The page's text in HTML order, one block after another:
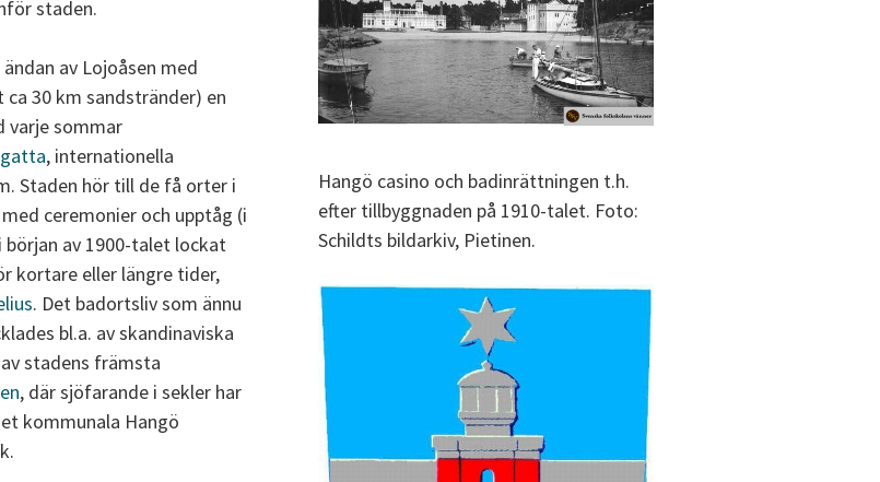
staden.
av Lojoåsen med
30 km sandstränder) en
varje sommar
, internationella
Staden hör till de få orter i
ceremonier och upptåg (i
början av 1900-talet lockat
kortare eller längre tider,
. Det badortsliv som ännu
bl.a. av skandinaviska
stadens främsta
, där sjöfarande i sekler har
kommunala Hangö
Hangö casino och badinrättningen t.h.
efter tillbyggnaden på 1910-talet. Foto:
Schildts bildarkiv, Pietinen.